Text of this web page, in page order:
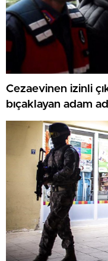
Cezaevinen izinli
bıçaklayan adam